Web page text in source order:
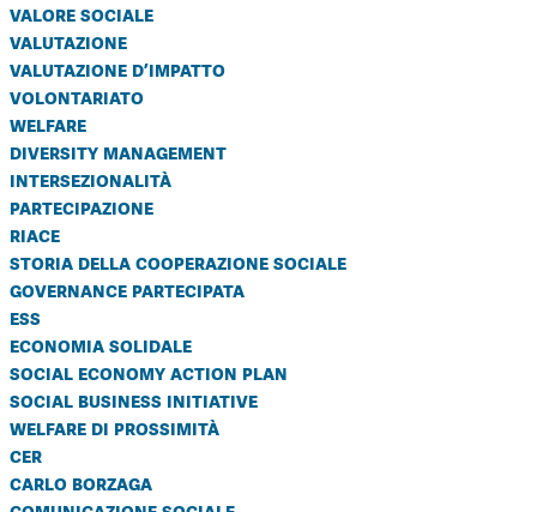
valore sociale
valutazione
valutazione d’impatto
volontariato
welfare
diversity management
intersezionalità
partecipazione
riace
storia della cooperazione sociale
governance partecipata
ess
economia solidale
social economy action plan
social business initiative
welfare di prossimità
cer
carlo borzaga